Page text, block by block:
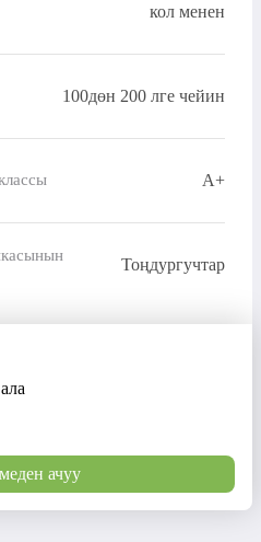
кол менен
100дөн 200 лге чейин
A+
Тоңдургучтар
ачуу